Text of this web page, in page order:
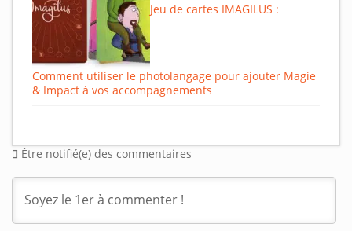
Jeu de cartes IMAGILUS :
Comment utiliser le photolangage pour ajouter Magie
& Impact à vos accompagnements
Être notifié(e) des commentaires